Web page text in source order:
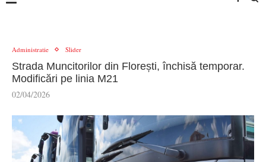
Administratie Slider
Strada Muncitorilor din Florești, închisă temporar.
Modificări pe linia M21
02/04/2026